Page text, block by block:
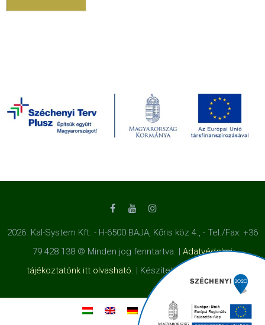
2026. Kal-System Kft. - H-6500 BAJA, Kőris köz 4., - Tel./Fax: +36
79 428 138 © Minden jog fenntartva. | Adatvédelmi
tájékoztatónk itt olvasható. | Készítette a